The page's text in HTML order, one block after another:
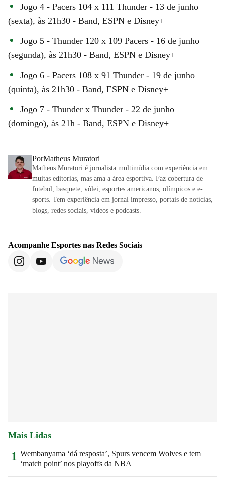
Jogo 4 - Pacers 104 x 111 Thunder - 13 de junho
(sexta), às 21h30 - Band, ESPN e Disney+
Jogo 5 - Thunder 120 x 109 Pacers - 16 de junho
(segunda), às 21h30 - Band, ESPN e Disney+
Jogo 6 - Pacers 108 x 91 Thunder - 19 de junho
(quinta), às 21h30 - Band, ESPN e Disney+
Jogo 7 - Thunder x Thunder - 22 de junho
(domingo), às 21h - Band, ESPN e Disney+
PorMatheus Muratori
Matheus Muratori é jornalista multimídia com experiência em
muitas editorias, mas ama a área esportiva. Faz cobertura de
futebol, basquete, vôlei, esportes americanos, olímpicos e e-
sports. Tem experiência em jornal impresso, portais de notícias,
blogs, redes sociais, vídeos e podcasts.
Acompanhe Esportes nas Redes Sociais
Mais Lidas
1 Wembanyama ‘dá resposta’, Spurs vencem Wolves e tem
‘match point’ nos playoffs da NBA